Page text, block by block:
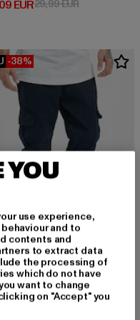
EURPreis: 26,09 EUR
29,99 EURAktionspreis:
-38%
CLASSICS
EUR Preis: 37,19 EUR
59,99 EURAktionspreis:
YOU
use experience,
and to
contents and
to extract data
the processing of
which do not have
want to change
on "Accept" you